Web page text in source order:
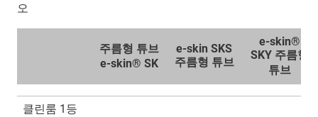
오
주름형 튜브
e-skin® SK
e-skin SKS
주름형 튜브
e-skin®
SKY 주름형
튜브
클린룸 1등